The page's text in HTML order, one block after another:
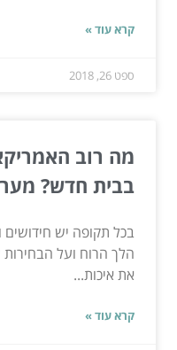
קרא עוד »
ספט 26, 2018
מה רוב
בבית חדש?
בכל תקופה יש
הלך הרוח ועל
את איכות...
קרא עוד »